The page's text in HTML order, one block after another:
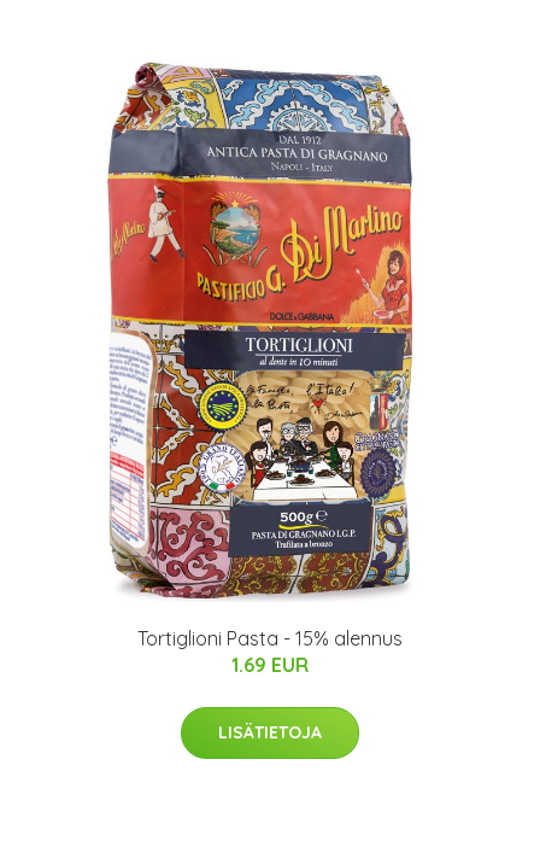
Tortiglioni Pasta - 15% alennus
1.69 EUR
LISÄTIETOJA